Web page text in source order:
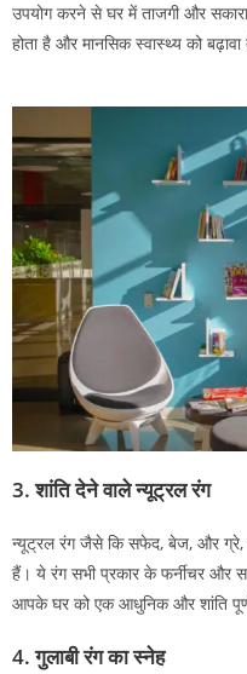
उपयोग करने से घर में ताजगी और
होता है और मानसिक स्वास्थ्य को बढ़ावा
3.शांति देने वाले न्यूट्रल रंग
न्यूट्रल रंग जैसे कि सफेद, बेज, और
हैं। ये रंग सभी प्रकार के फर्नीचर
आपके घर को एक आधुनिक और शांति
4.गुलाबी रंग का स्नेह